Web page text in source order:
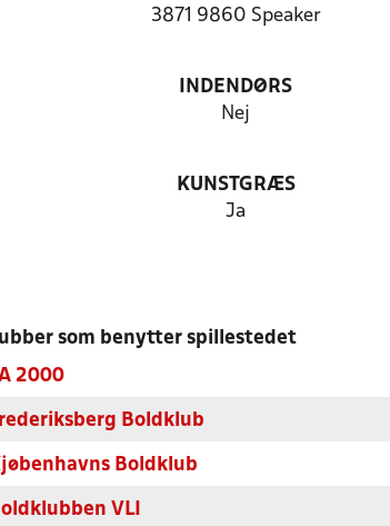
3871 9860 Speaker
INDENDØRS
Nej
KUNSTGRÆS
Ja
som benytter spillestedet
2000
Boldklub
Boldklub
VLI